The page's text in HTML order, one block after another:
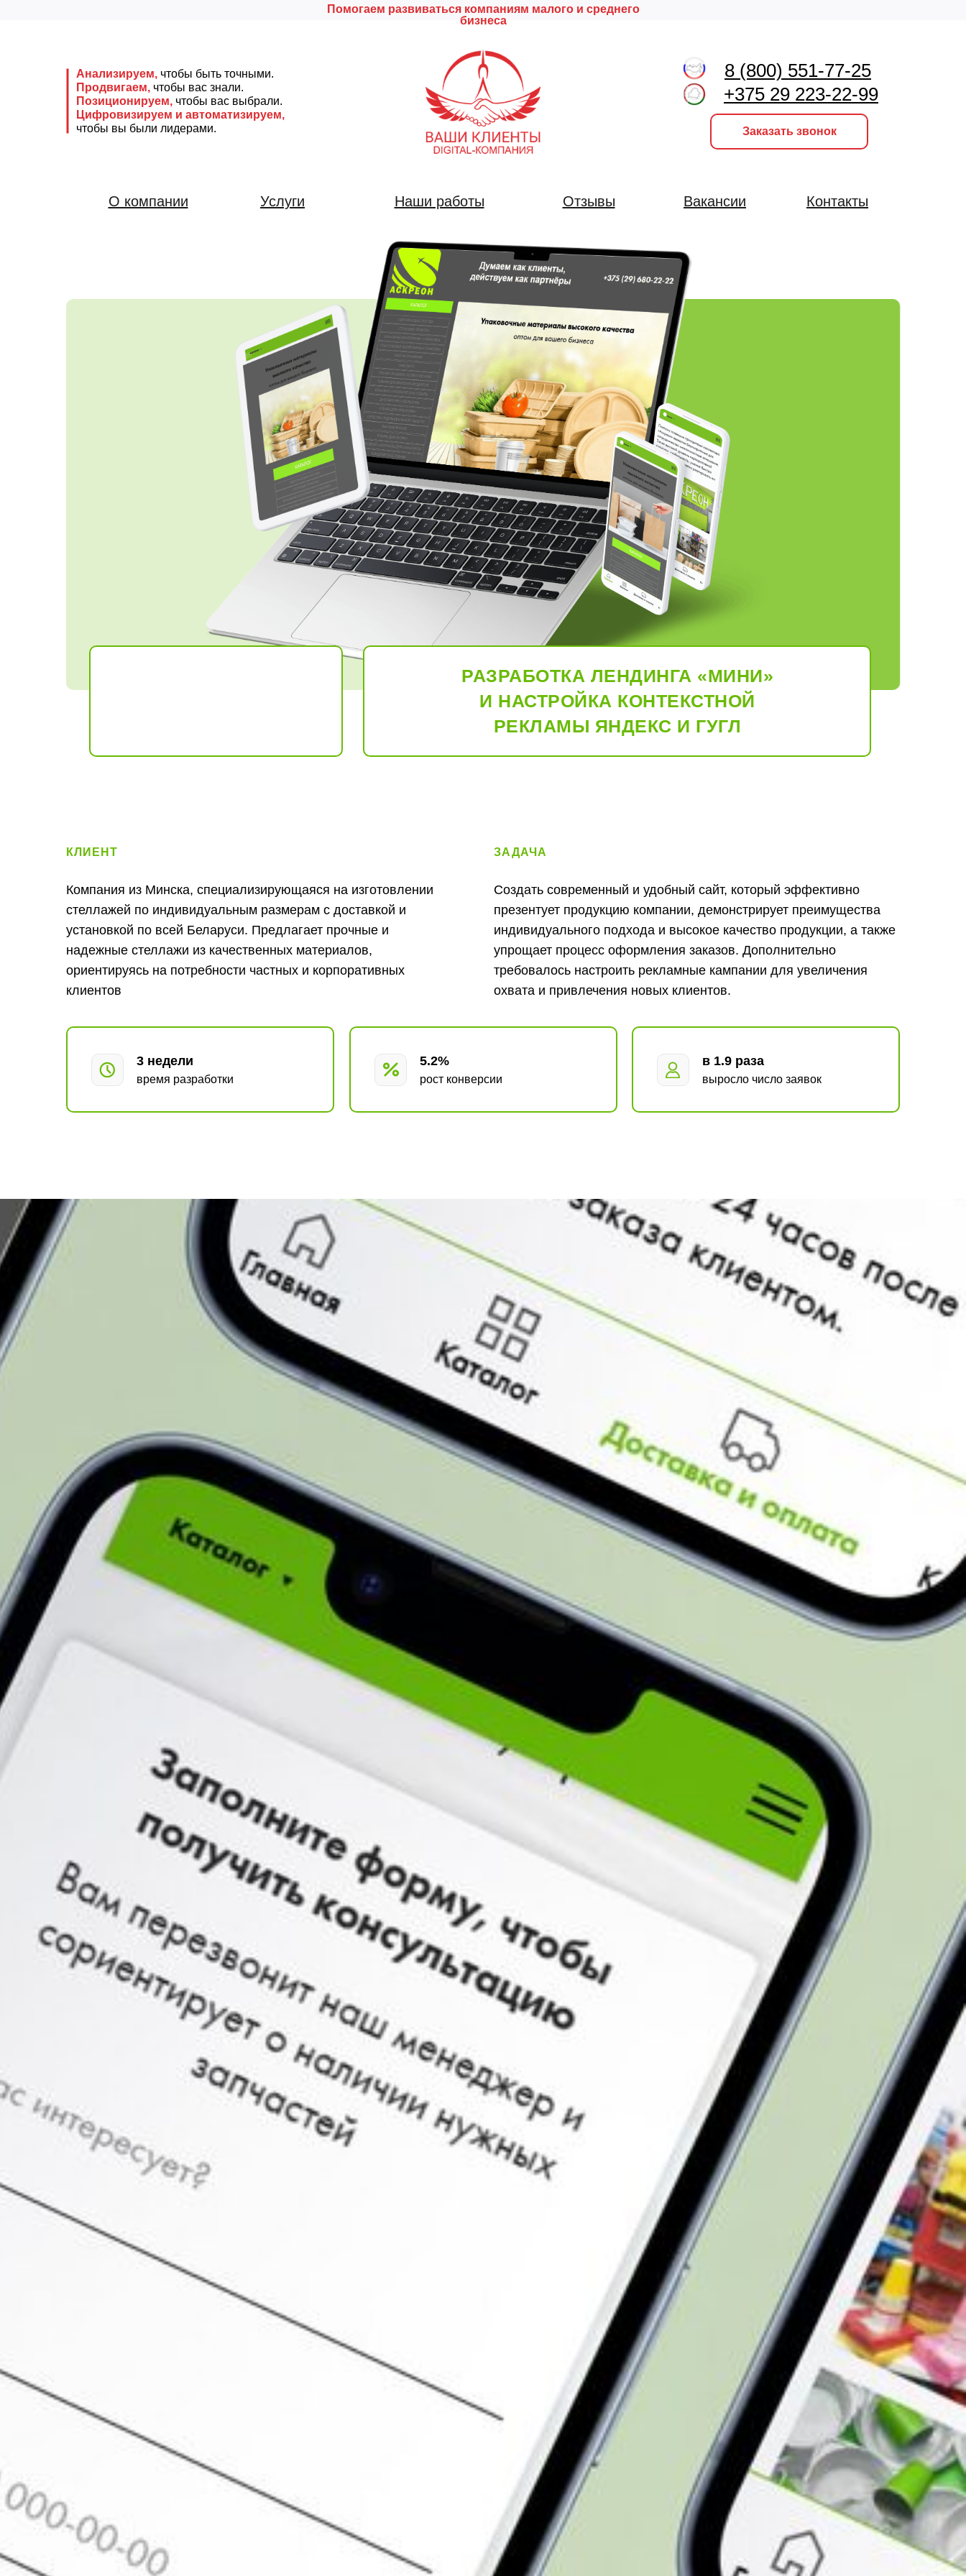
Заказать звонок
Анализируем, чтобы быть точными.
Продвигаем, чтобы вас знали.
Позиционируем, чтобы вас выбрали.
Цифровизируем и автоматизируем,
чтобы вы были лидерами.
Помогаем развиваться компаниям малого и среднего
бизнеса
О компании Наши работы Отзывы
Услуги Вакансии Контакты
8 (800) 551-77-25
+375 29 223-22-99
РАЗРАБОТКА ЛЕНДИНГА «МИНИ»
И НАСТРОЙКА КОНТЕКСТНОЙ
РЕКЛАМЫ ЯНДЕКС И ГУГЛ
Компания из Минска, специализирующаяся на изготовлении
стеллажей по индивидуальным размерам с доставкой и
установкой по всей Беларуси. Предлагает прочные и
надежные стеллажи из качественных материалов,
ориентируясь на потребности частных и корпоративных
клиентов
Создать современный и удобный сайт, который эффективно
презентует продукцию компании, демонстрирует преимущества
индивидуального подхода и высокое качество продукции, а также
упрощает процесс оформления заказов. Дополнительно
требовалось настроить рекламные кампании для увеличения
охвата и привлечения новых клиентов.
КЛИЕНТ ЗАДАЧА
3 недели
время разработки
5.2%
рост конверсии
в 1.9 раза
выросло число заявок